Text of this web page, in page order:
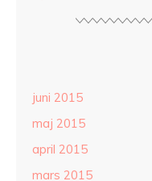
juni 2015
maj 2015
april 2015
mars 2015